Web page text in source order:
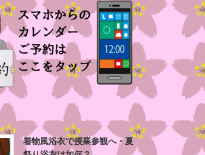
着物風浴衣で授業参観へ・夏